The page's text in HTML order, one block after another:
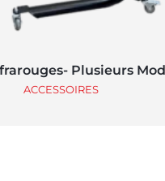
Plusieurs
ACCESSOIRES